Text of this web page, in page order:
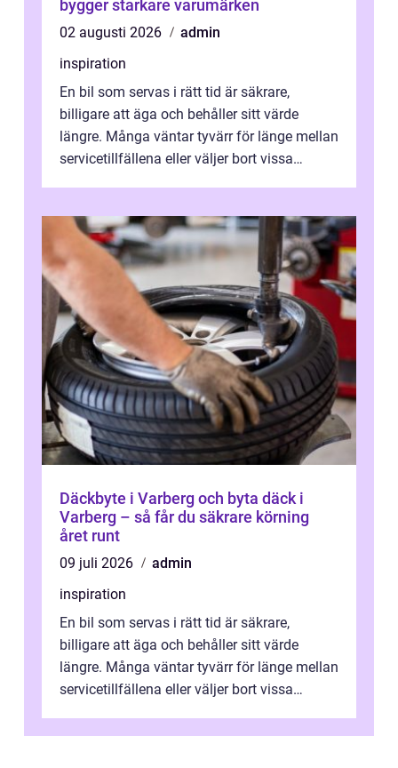
bygger starkare varumärken
02 augusti 2026
admin
inspiration
En bil som servas i rätt tid är säkrare,
billigare att äga och behåller sitt värde
längre. Många väntar tyvärr för länge mellan
servicetillfällena eller väljer bort vissa
Däckbyte i Varberg och byta däck i
Varberg – så får du säkrare körning
året runt
09 juli 2026
admin
inspiration
En bil som servas i rätt tid är säkrare,
billigare att äga och behåller sitt värde
längre. Många väntar tyvärr för länge mellan
servicetillfällena eller väljer bort vissa